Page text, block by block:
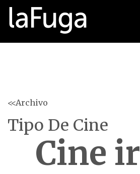
<<Archivo
Tipo De Cine
Cine